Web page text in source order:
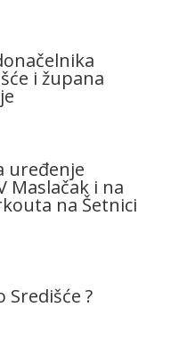
i župana
uređenje
Maslačak i na
na Šetnici
Središće ?